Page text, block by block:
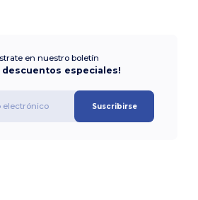
en nuestro boletín
descuentos especiales!
Suscribirse